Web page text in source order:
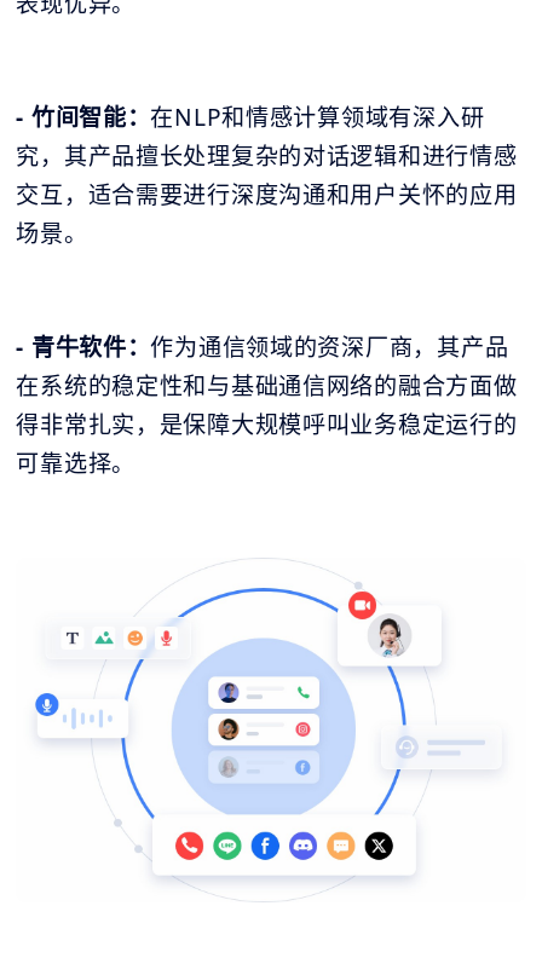
- 竹间智能：在NLP和情感计算领域有深入研
究，其产品擅长处理复杂的对话逻辑和进行情感
交互，适合需要进行深度沟通和用户关怀的应用
场景。
- 青牛软件：作为通信领域的资深厂商，其产品
在系统的稳定性和与基础通信网络的融合方面做
得非常扎实，是保障大规模呼叫业务稳定运行的
可靠选择。